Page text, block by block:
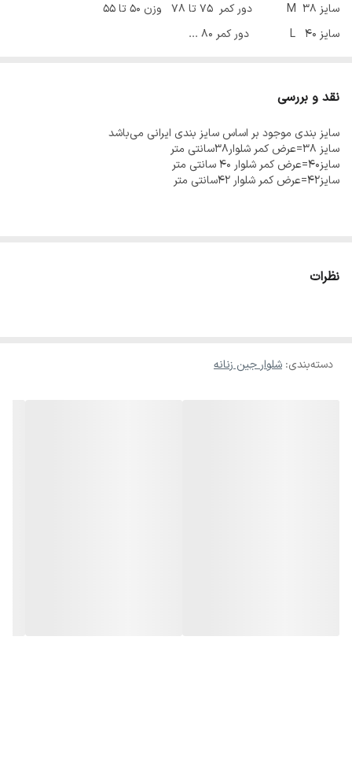
سایز 38 M دور کمر 75 تا 78 وزن 50 تا 55
سایز 40 L دور کمر 80 ...
نقد و بررسی
سایز بندی موجود بر اساس سایز بندی ایرانی می‌باشد
سایز ۳۸=عرض کمر شلوار۳۸سانتی متر
سایز۴۰=عرض کمر شلوار ۴۰ سانتی متر
سایز۴۲=عرض کمر شلوار ۴۲سانتی متر
نظرات
دسته‌بندی: شلوار جین زنانه